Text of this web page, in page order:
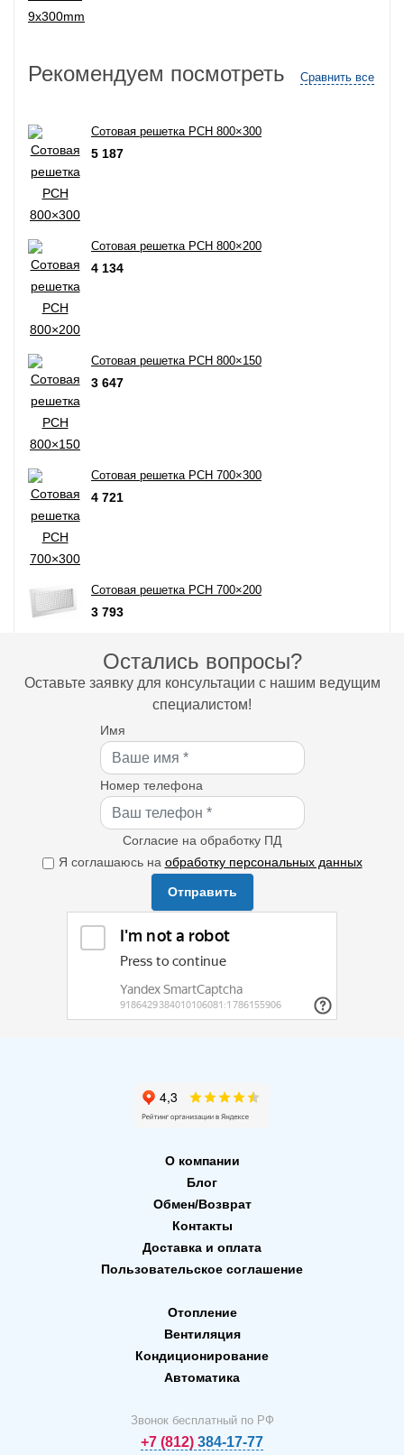
Рекомендуем посмотреть Сравнить все
Сотовая решетка РСН 800×300
5 187
Сотовая решетка РСН 800×200
4 134
Сотовая решетка РСН 800×150
3 647
Сотовая решетка РСН 700×300
4 721
Сотовая решетка РСН 700×200
3 793
Остались вопросы?
Оставьте заявку для консультации с нашим ведущим
специалистом!
Имя
Номер телефона
Согласие на обработку ПД
Я соглашаюсь на обработку персональных данных
Отправить
О компании
Блог
Обмен/Возврат
Контакты
Доставка и оплата
Пользовательское соглашение
Отопление
Вентиляция
Кондиционирование
Автоматика
Звонок бесплатный по РФ
+7 (812) 384-17-77